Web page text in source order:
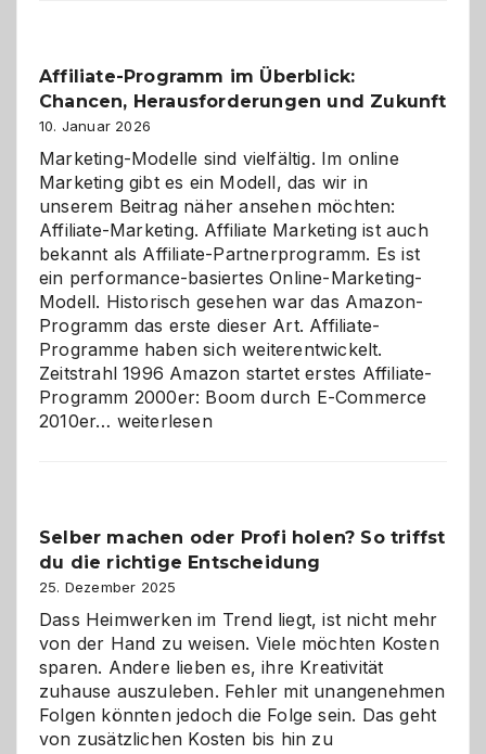
Affiliate-Programm im Überblick:
Chancen, Herausforderungen und Zukunft
10. Januar 2026
Marketing-Modelle sind vielfältig. Im online
Marketing gibt es ein Modell, das wir in
unserem Beitrag näher ansehen möchten:
Affiliate-Marketing. Affiliate Marketing ist auch
bekannt als Affiliate-Partnerprogramm. Es ist
ein performance-basiertes Online-Marketing-
Modell. Historisch gesehen war das Amazon-
Programm das erste dieser Art. Affiliate-
Programme haben sich weiterentwickelt.
Zeitstrahl 1996 Amazon startet erstes Affiliate-
Programm 2000er: Boom durch E-Commerce
2010er… Affiliate-
Herausforderungen
und
Zukunft
weiterlesen
Selber machen oder Profi holen? So triffst
du die richtige Entscheidung
25. Dezember 2025
Dass Heimwerken im Trend liegt, ist nicht mehr
von der Hand zu weisen. Viele möchten Kosten
sparen. Andere lieben es, ihre Kreativität
zuhause auszuleben. Fehler mit unangenehmen
Folgen könnten jedoch die Folge sein. Das geht
von zusätzlichen Kosten bis hin zu